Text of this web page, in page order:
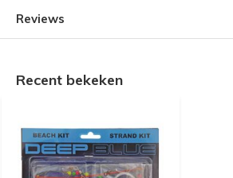
Reviews
Recent bekeken